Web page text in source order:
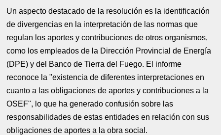
Un aspecto destacado de la resolución es la identificación
de divergencias en la interpretación de las normas que
regulan los aportes y contribuciones de otros organismos,
como los empleados de la Dirección Provincial de Energía
(DPE) y del Banco de Tierra del Fuego. El informe
reconoce la "existencia de diferentes interpretaciones en
cuanto a las obligaciones de aportes y contribuciones a la
OSEF", lo que ha generado confusión sobre las
responsabilidades de estas entidades en relación con sus
obligaciones de aportes a la obra social.